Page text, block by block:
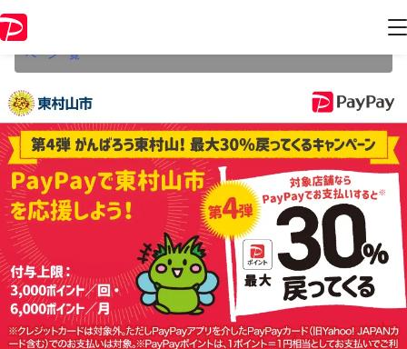
ジ内の情報はキャンペーン終了時点のものになります。
ペーン一覧